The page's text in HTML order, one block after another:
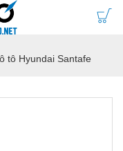
tô Hyundai Santafe